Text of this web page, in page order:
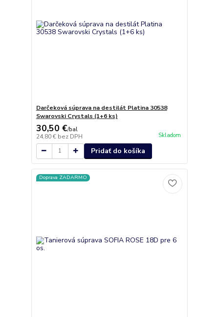
Darčeková súprava na destilát Platina 30538
Swarovski Crystals (1+6 ks)
30,50 €/bal
24,80 € bez DPH Skladom
Pridať do košíka
Doprava ZADARMO